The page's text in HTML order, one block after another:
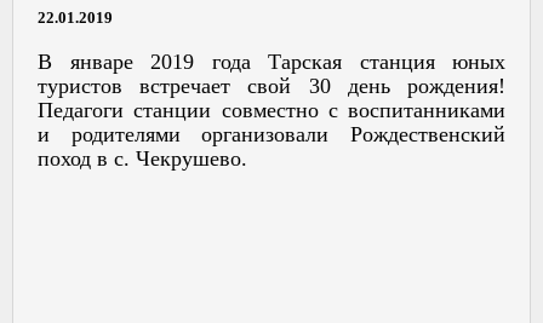
22.01.2019
В январе 2019 года Тарская станция юных
туристов встречает свой 30 день рождения!
Педагоги станции совместно с воспитанниками
и родителями организовали Рождественский
поход в с. Чекрушево.